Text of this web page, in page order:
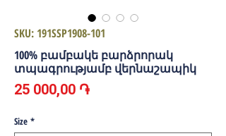
SKU: 191SSP1908-101
100% բամբակե բարձրորակ
տպագրությամբ վերնաշապիկ
25 000,00 ֏Price
Size *